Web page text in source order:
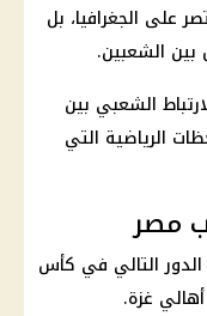
على الجغرافيا، بل
بين الشعبين.
الشعبي بين
الرياضية التي
مصر
التالي في كأس
غزة.